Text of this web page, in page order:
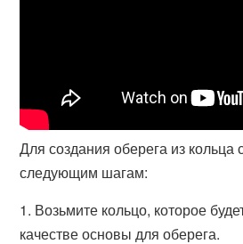
Для создания оберега из кольца
следующим шагам:
1. Возьмите кольцо, которое
качестве основы для оберега.